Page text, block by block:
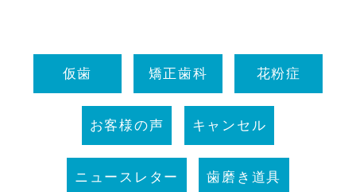
仮歯 矯正歯科 花粉症
お客様の声 キャンセル
ニュースレター 歯磨き道具